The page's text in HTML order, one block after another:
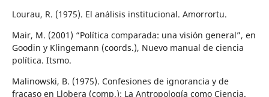
Lourau, R. (1975). El análisis institucional. Amorrortu.
Mair, M. (2001) “Política comparada: una visión general”, en
Goodin y Klingemann (coords.), Nuevo manual de ciencia
política. Itsmo.
Malinowski, B. (1975). Confesiones de ignorancia y de
fracaso en Llobera (comp.): La Antropología como Ciencia.